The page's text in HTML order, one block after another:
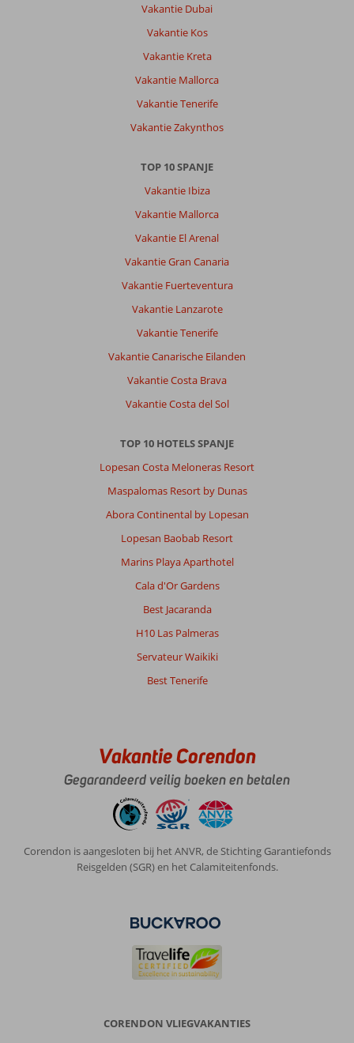
Vakantie Dubai
Vakantie Kos
Vakantie Kreta
Vakantie Mallorca
Vakantie Tenerife
Vakantie Zakynthos
TOP 10 SPANJE
Vakantie Ibiza
Vakantie Mallorca
Vakantie El Arenal
Vakantie Gran Canaria
Vakantie Fuerteventura
Vakantie Lanzarote
Vakantie Tenerife
Vakantie Canarische Eilanden
Vakantie Costa Brava
Vakantie Costa del Sol
TOP 10 HOTELS SPANJE
Lopesan Costa Meloneras Resort
Maspalomas Resort by Dunas
Abora Continental by Lopesan
Lopesan Baobab Resort
Marins Playa Aparthotel
Cala d'Or Gardens
Best Jacaranda
H10 Las Palmeras
Servateur Waikiki
Best Tenerife
Vakantie Corendon
Gegarandeerd veilig boeken en betalen
Corendon is aangesloten bij het ANVR, de Stichting Garantiefonds
Reisgelden (SGR) en het Calamiteitenfonds.
CORENDON VLIEGVAKANTIES